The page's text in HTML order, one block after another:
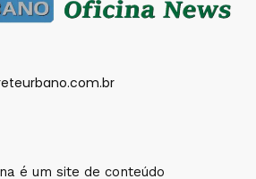
é um site de conteúdo